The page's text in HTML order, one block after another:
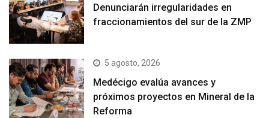
Denunciarán irregularidades en
fraccionamientos del sur de la ZMP
5 agosto, 2026
Medécigo evalúa avances y
próximos proyectos en Mineral de la
Reforma